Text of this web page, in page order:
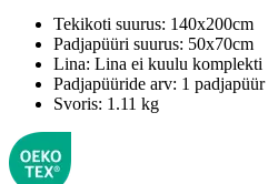
Tekikoti suurus: 140x200cm
Padjapüüri suurus: 50x70cm
Lina: Lina ei kuulu komplekti
Padjapüüride arv: 1 padjapüür
Svoris: 1.11 kg